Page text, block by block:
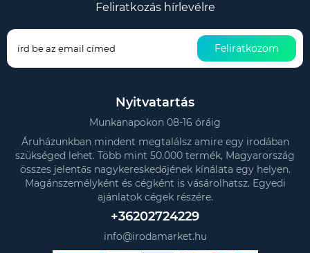
Feliratkozás hírlevélre
Feliratkozom
Nyitvatartás
Munkanapokon 08-16 óráig
Áruházunkban mindent megtalálsz amire egy irodában
szükséged lehet. Több mint 50.000 termék, Magyarország
összes jelentős nagykereskedőjének kínálata egy helyen.
Magánszemélyként és cégként is vásárolhatsz. Egyedi
ajánlatok cégek részére.
+36202724229
info@irodamarket.hu